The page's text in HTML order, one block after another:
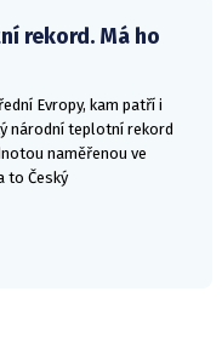
rekord. Má ho
Evropy, kam patří i
národní teplotní rekord
naměřenou ve
to Český